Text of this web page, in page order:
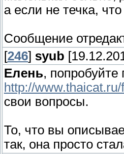
а если не течка,
Сообщение
[246] syub
Елень, попробуйте
http://
свои вопросы.
То, что вы
так, она просто